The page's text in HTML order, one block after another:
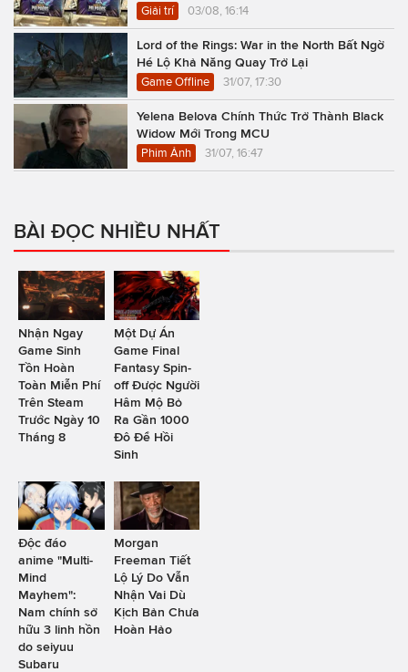
Giải trí 03/08, 16:14
Lord of the Rings: War in the North Bất Ngờ
Hé Lộ Khả Năng Quay Trở Lại
Game Offline 31/07, 17:30
Yelena Belova Chính Thức Trở Thành Black
Widow Mới Trong MCU
Phim Ảnh 31/07, 16:47
BÀI ĐỌC NHIỀU NHẤT
Nhận Ngay
Game Sinh
Tồn Hoàn
Toàn Miễn Phí
Trên Steam
Trước Ngày 10
Tháng 8
Một Dự Án
Game Final
Fantasy Spin-
off Được Người
Hâm Mộ Bỏ
Ra Gần 1000
Đô Để Hồi
Sinh
Độc đáo
anime "Multi-
Mind
Mayhem":
Nam chính sở
hữu 3 linh hồn
do seiyuu
Subaru
Morgan
Freeman Tiết
Lộ Lý Do Vẫn
Nhận Vai Dù
Kịch Bản Chưa
Hoàn Hảo